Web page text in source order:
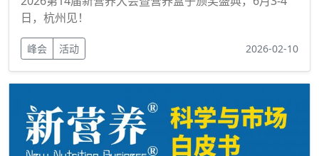
日，杭州见！
峰会 活动 2026-02-10